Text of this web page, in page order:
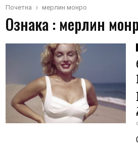
Почетна мерлин монро
Ознака : мерлин